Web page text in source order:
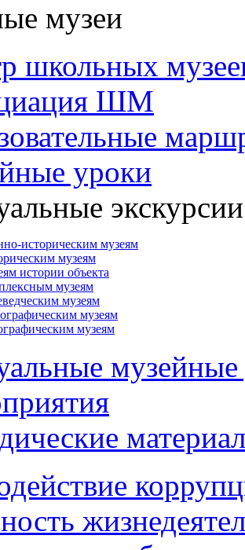
музеи
школьных
ШМ
уроки
экскурсии
историческим музеям
музеям
истории объекта
музеям
музеям
музеям
музеям